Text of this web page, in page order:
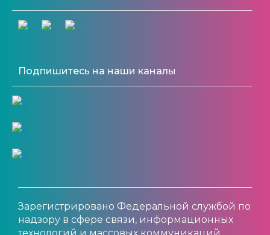
Подпишитесь на наши каналы
Зарегистрировано Федеральной службой по
надзору в сфере связи, информационных
технологий и массовых коммуникаций